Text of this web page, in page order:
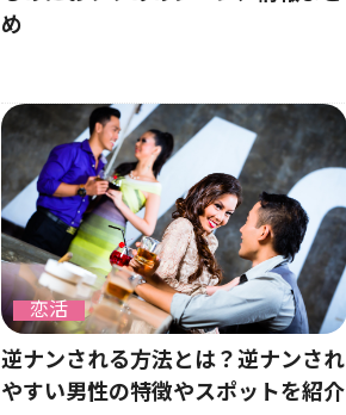
め
恋活
逆ナンされる方法とは？逆ナンされ
やすい男性の特徴やスポットを紹介